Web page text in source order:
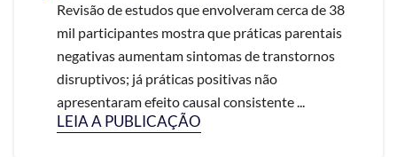
Revisão de estudos que envolveram cerca de 38
mil participantes mostra que práticas parentais
negativas aumentam sintomas de transtornos
disruptivos; já práticas positivas não
apresentaram efeito causal consistente ...
LEIA A PUBLICAÇÃO